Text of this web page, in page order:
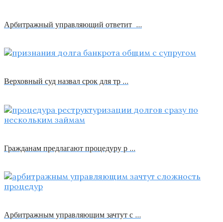
Арбитражный управляющий ответит …
Верховный суд назвал срок для тр …
Гражданам предлагают процедуру р …
Арбитражным управляющим зачтут с …